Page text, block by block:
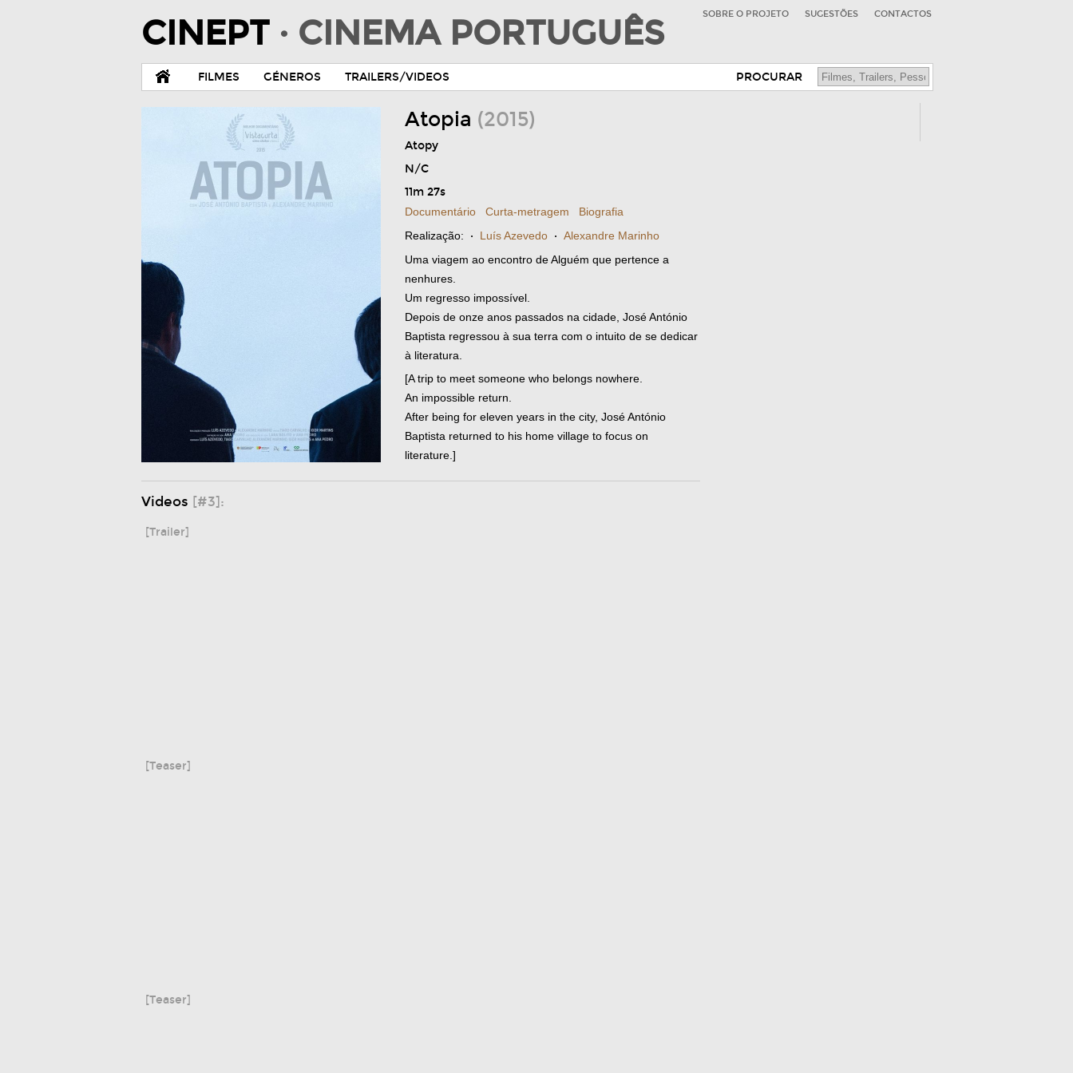
CINEPT · CINEMA PORTUGUÊS SOBRE O PROJETO SUGESTÕES CONTACTOS
FILMES GÉNEROS TRAILERS/VIDEOS PROCURAR
Atopia (2015)
Atopy
N/C
11m 27s
Documentário Curta-metragem
Biografia
Realização: · Luís Azevedo · Alexandre Marinho
Uma viagem ao encontro de Alguém que pertence a
nenhures.
Um regresso impossível.
Depois de onze anos passados na cidade, José António
Baptista regressou à sua terra com o intuito de se dedicar
à literatura.
[A trip to meet someone who belongs nowhere.
An impossible return.
After being for eleven years in the city, José António
Baptista returned to his home village to focus on
literature.]
Videos [#3]:
[Trailer]
[Teaser]
[Teaser]